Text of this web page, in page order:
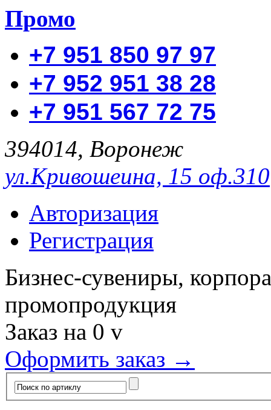
Промо
+7 951 850 97 97
+7 952 951 38 28
+7 951 567 72 75
394014, Воронеж
ул.Кривошеина, 15 оф.310
Авторизация
Регистрация
Бизнес-сувениры,
промопродукция
Заказ на 0 v
Оформить заказ →